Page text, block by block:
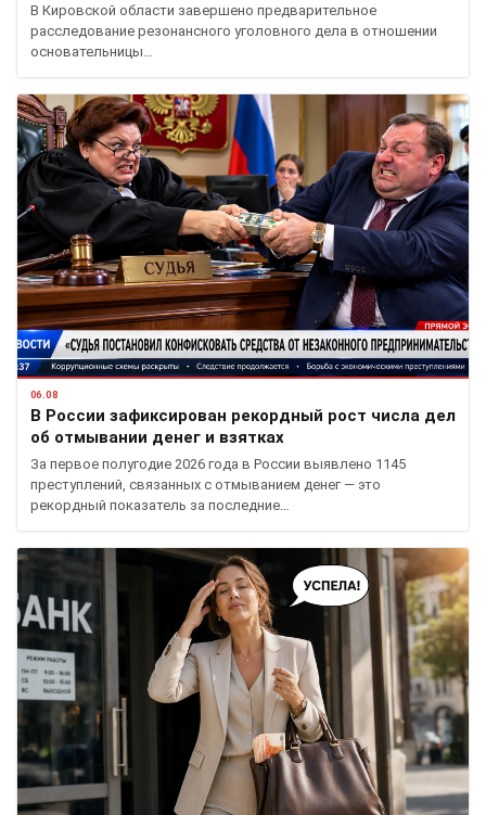
В Кировской области завершено предварительное
расследование резонансного уголовного дела в отношении
основательницы…
06.08
В России зафиксирован рекордный рост числа дел
об отмывании денег и взятках
За первое полугодие 2026 года в России выявлено 1145
преступлений, связанных с отмыванием денег — это
рекордный показатель за последние…